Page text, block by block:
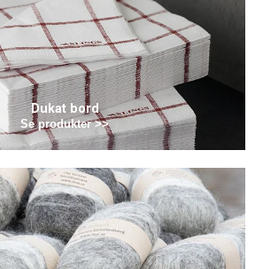
Dukat bord
Se produkter >>